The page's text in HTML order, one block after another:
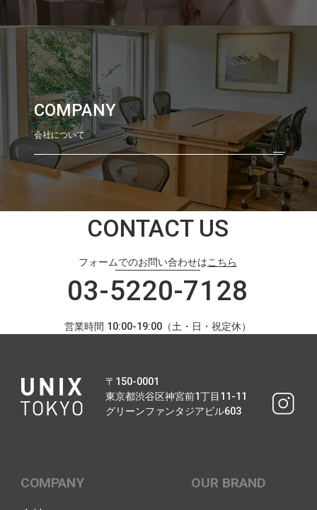
COMPANY
会社について
CONTACT US
フォームでのお問い合わせはこちら
03-5220-7128
営業時間 10:00-19:00（土・日・祝定休）
〒150-0001
東京都渋谷区神宮前1丁目11-11
グリーンファンタジアビル603
COMPANY OUR BRAND